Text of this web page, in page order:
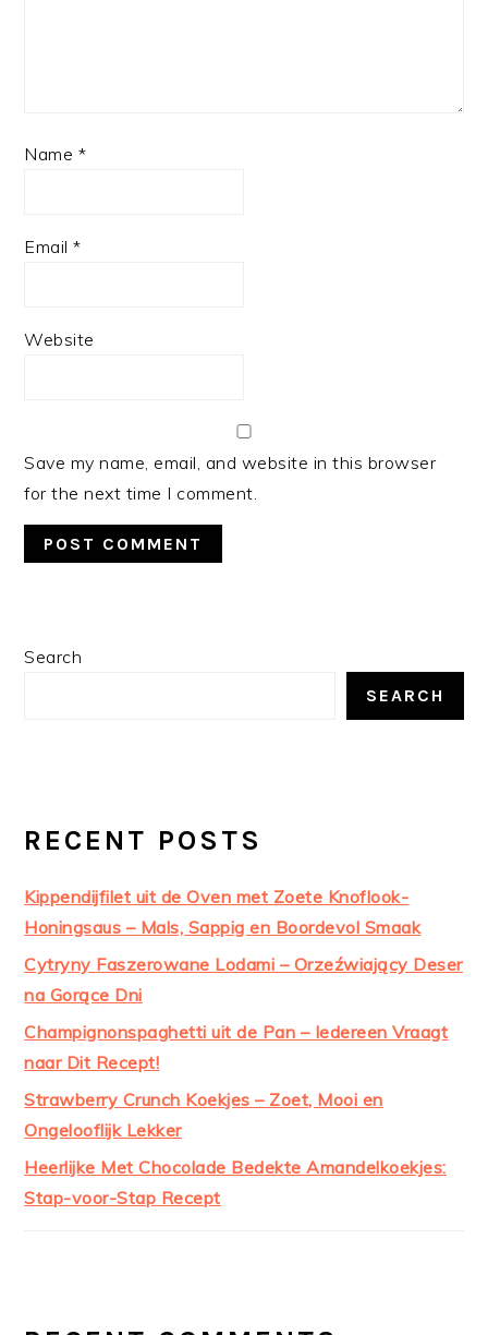
Name *
Email*
Website
Save my name, email, and website in this browser
for the next time I comment.
PRIMARY
Search
SEARCH
RECENT POSTS
Kippendijfilet uit de Oven met Zoete Knoflook-
Honingsaus – Mals, Sappig en Boordevol Smaak
Cytryny Faszerowane Lodami – Orzeźwiający Deser
na Gorące Dni
Champignonspaghetti uit de Pan – Iedereen Vraagt
naar Dit Recept!
Strawberry Crunch Koekjes – Zoet, Mooi en
Ongelooflijk Lekker
Heerlijke Met Chocolade Bedekte Amandelkoekjes:
Stap-voor-Stap Recept